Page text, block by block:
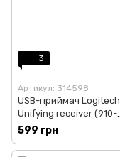
3
Артикул: 314598
USB-приймач Logitech
Unifying receiver (910-
005931) Black
599 грн